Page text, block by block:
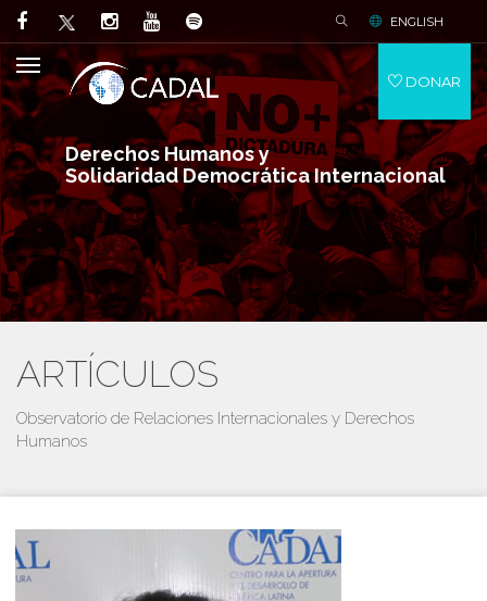
Derechos Humanos y
Solidaridad Democrática Internacional
ENGLISH
DONAR
ARTÍCULOS
Observatorio de Relaciones Internacionales y Derechos
Humanos